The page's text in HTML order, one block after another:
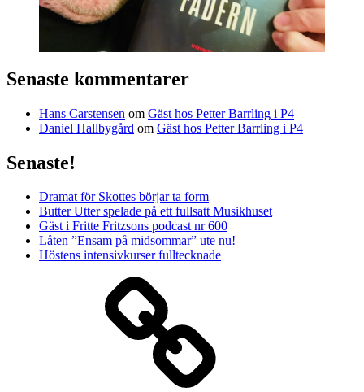
Senaste kommentarer
Hans Carstensen om Gäst hos Petter Barrling i P4
Daniel Hallbygård om Gäst hos Petter Barrling i P4
Senaste!
Dramat för Skottes börjar ta form
Butter Utter spelade på ett fullsatt Musikhuset
Gäst i Fritte Fritzsons podcast nr 600
Låten ”Ensam på midsommar” ute nu!
Höstens intensivkurser fulltecknade